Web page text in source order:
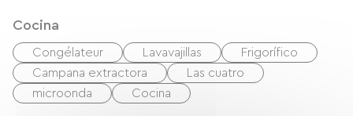
Cocina
Congélateur Lavavajillas
Frigorífico
Campana extractora
Las cuatro
microonda
Cocina